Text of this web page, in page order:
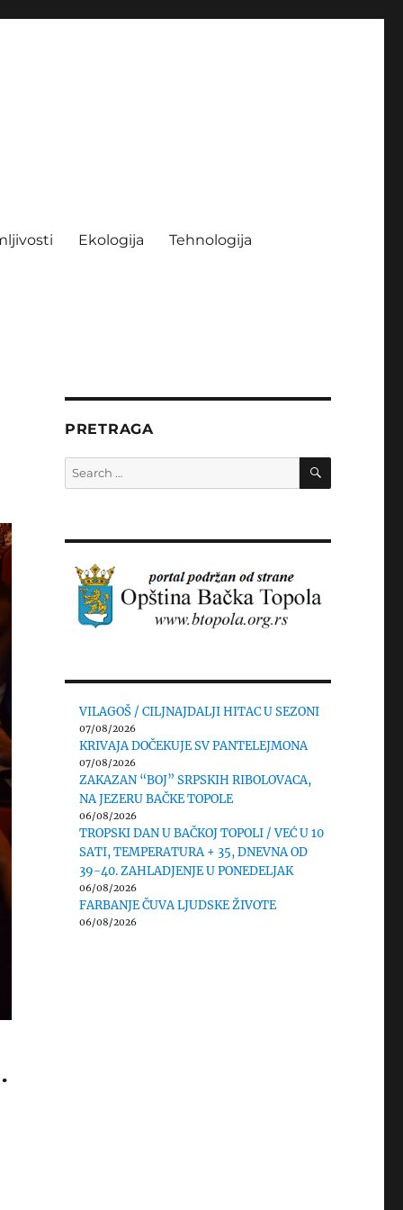
Ekologija Tehnologija
PRETRAGA
Search
for:
SEARCH
VILAGOŠ / CILJNAJDALJI HITAC U SEZONI
07/08/2026
KRIVAJA DOČEKUJE SV PANTELEJMONA
07/08/2026
ZAKAZAN “BOJ” SRPSKIH RIBOLOVACA,
NA JEZERU BAČKE TOPOLE
06/08/2026
TROPSKI DAN U BAČKOJ TOPOLI / VEĆ U 10
SATI, TEMPERATURA + 35, DNEVNA OD
39-40. ZAHLADJENJE U PONEDELJAK
06/08/2026
FARBANJE ČUVA LJUDSKE ŽIVOTE
06/08/2026